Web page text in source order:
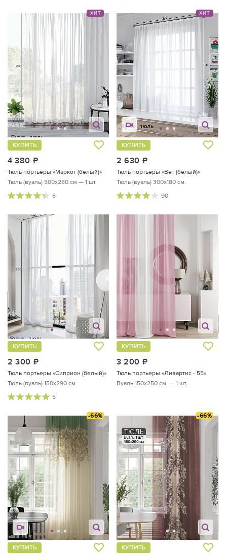
ХИТ
4 380
КУПИТЬ
Тюль портьеры «Маркот (белый)»
Тюль (вуаль) 500х280 см — 1 шт.
6
ХИТ
2 630
КУПИТЬ
Тюль портьеры «Вет (белый)»
Тюль (вуаль) 300х180 см.
90
2 300
КУПИТЬ
Тюль портьеры «Сиприон (белый)»
Тюль (вуаль) 150х290 см
5
3 200
КУПИТЬ
Тюль портьеры «Ливартис - 55»
Вуаль 150х250 см. — 1 шт.
-66%
КУПИТЬ
-66%
КУПИТЬ